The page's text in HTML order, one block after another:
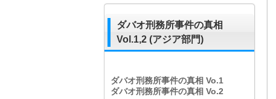
ダバオ刑務所事件の真相
Vol.1,2 (アジア部門)
ダバオ刑務所事件の真相 Vo.1
ダバオ刑務所事件の真相 Vo.2